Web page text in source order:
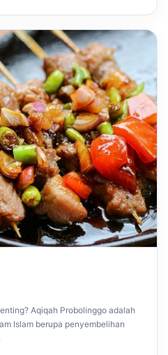
Aqiqah Probolinggo adalah
Islam berupa penyembelihan